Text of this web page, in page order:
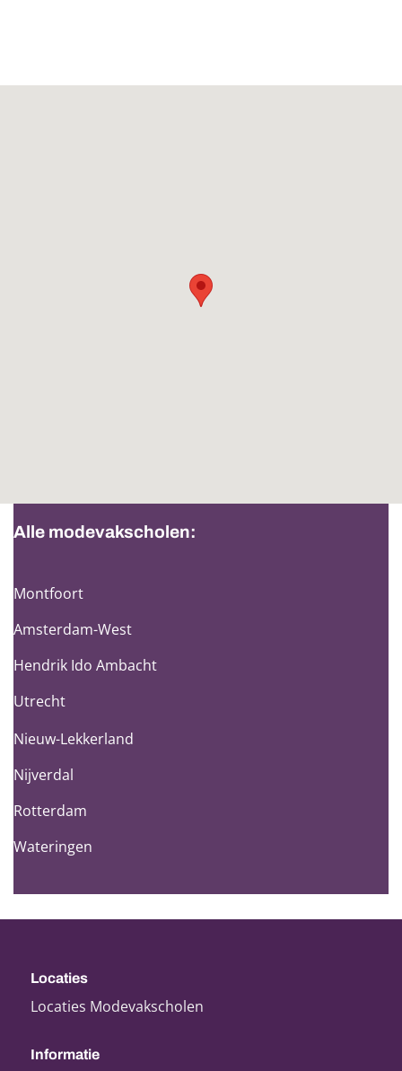
Alle modevakscholen:
Montfoort
Amsterdam-West
Hendrik Ido Ambacht
Utrecht
Nieuw-Lekkerland
Nijverdal
Rotterdam
Wateringen
Locaties
Locaties Modevakscholen
Informatie